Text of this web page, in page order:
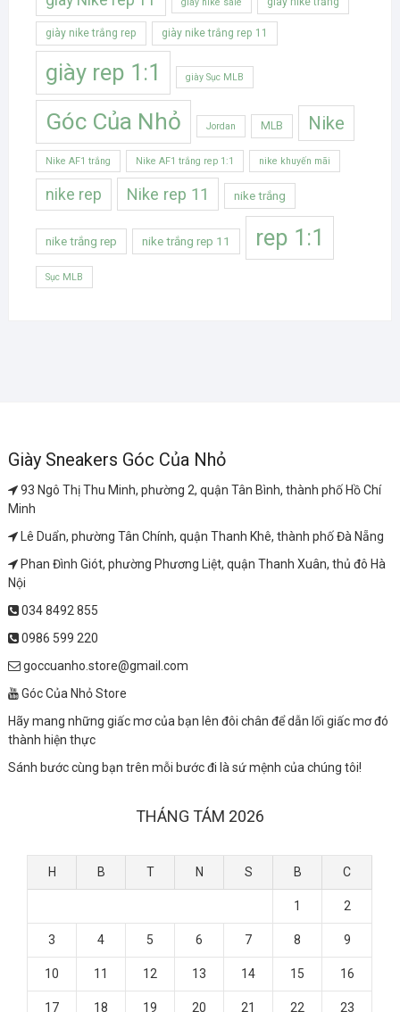
giày nike trắng rep giày nike trắng rep 11
giày rep 1:1 giày Sục MLB
Góc Của Nhỏ Jordan MLB Nike
Nike AF1 trắng Nike AF1 trắng rep 1:1 nike khuyến mãi
nike rep Nike rep 11 nike trắng
nike trắng rep nike trắng rep 11 rep 1:1
Sục MLB
Giày Sneakers Góc Của Nhỏ
93 Ngô Thị Thu Minh, phường 2, quận Tân Bình, thành phố Hồ Chí
Minh
Lê Duẩn, phường Tân Chính, quận Thanh Khê, thành phố Đà Nẵng
Phan Đình Giót, phường Phương Liệt, quận Thanh Xuân, thủ đô Hà
Nội
034 8492 855
0986 599 220
goccuanho.store@gmail.com
Góc Của Nhỏ Store
Hãy mang những giấc mơ của bạn lên đôi chân để dẫn lối giấc mơ đó
thành hiện thực
Sánh bước cùng bạn trên mỗi bước đi là sứ mệnh của chúng tôi!
THÁNG TÁM 2026
H B T N S B C
1 2
3 4 5 6 7 8 9
10 11 12 13 14 15 16
17 18 19 20 21 22 23